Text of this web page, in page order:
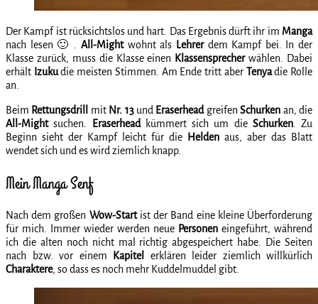
Der Kampf ist rücksichtslos und hart. Das Ergebnis dürft ihr im Manga
nach lesen 🙂 .All-Mightwohnt als Lehrerdem Kampf bei. In der
Klasse zurück, muss die Klasse einen Klassensprecherwählen. Dabei
erhält Izukudie meisten Stimmen. Am Ende tritt aber Tenyadie Rolle
an.
Beim Rettungsdrill mit Nr. 13und EraserheadgreifenSchurken an, die
All-Mightsuchen. Eraserheadkümmert sich um die Schurken. Zu
Beginn sieht der Kampf leicht für die
Helden aus, aber das Blatt
wendet sich und es wird ziemlich knapp.
Mein Manga Senf
Nach dem großen Wow-Startist der Band eine kleine Überforderung
für mich. Immer wieder werden neue Personen eingeführt, während
ich die alten noch nicht mal richtig abgespeichert habe. Die Seiten
nach bzw. vor einem
Kapitel
erklären leider ziemlich willkürlich
Charaktere, so dass es noch mehr Kuddelmuddel gibt.